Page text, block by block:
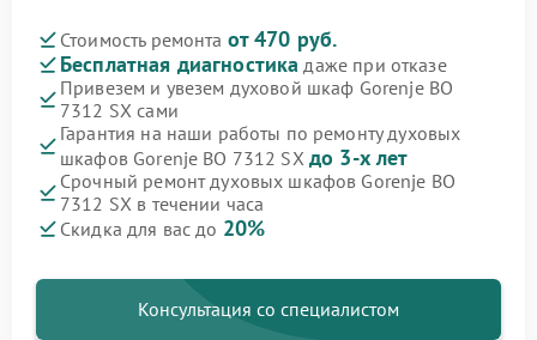
Стоимость ремонта от 470 руб.
Бесплатная диагностика даже при отказе
Привезем и увезем духовой шкаф Gorenje BO
7312 SX сами
Гарантия на наши работы по ремонту духовых
шкафов Gorenje BO 7312 SX до 3-х лет
Срочный ремонт духовых шкафов Gorenje BO
7312 SX в течении часа
Скидка для вас до 20%
Консультация со специалистом